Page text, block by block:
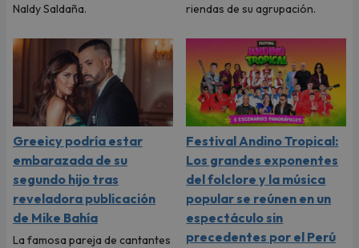
Naldy Saldaña.
riendas de su agrupación.
Greeicy podría estar
embarazada de su
segundo hijo tras
reveladora publicación
de Mike Bahía
La famosa pareja de cantantes
Festival Andino Tropical:
Los grandes exponentes
del folclore y la música
popular se reúnen en un
espectáculo sin
precedentes por el Perú